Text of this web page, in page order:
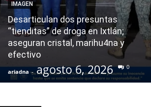
IMAGEN
Desarticulan dos presuntas
“tienditas” de droga en Ixtlán;
aseguran cristal, marihu4na y
efectivo
ariadna - agosto 6, 2026 0